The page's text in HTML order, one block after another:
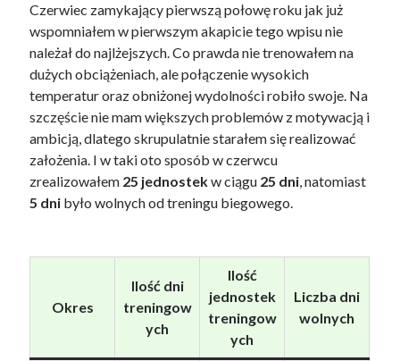
Czerwiec zamykający pierwszą połowę roku jak już
wspomniałem w pierwszym akapicie tego wpisu nie
należał do najlżejszych. Co prawda nie trenowałem na
dużych obciążeniach, ale połączenie wysokich
temperatur oraz obniżonej wydolności robiło swoje. Na
szczęście nie mam większych problemów z motywacją i
ambicją, dlatego skrupulatnie starałem się realizować
założenia. I w taki oto sposób w czerwcu
zrealizowałem 25 jednostekw ciągu 25 dni, natomiast
5 dni było wolnych od treningu biegowego.
Okres
Ilość dni
treningow
ych
Ilość
jednostek
treningow
ych
Liczba dni
wolnych